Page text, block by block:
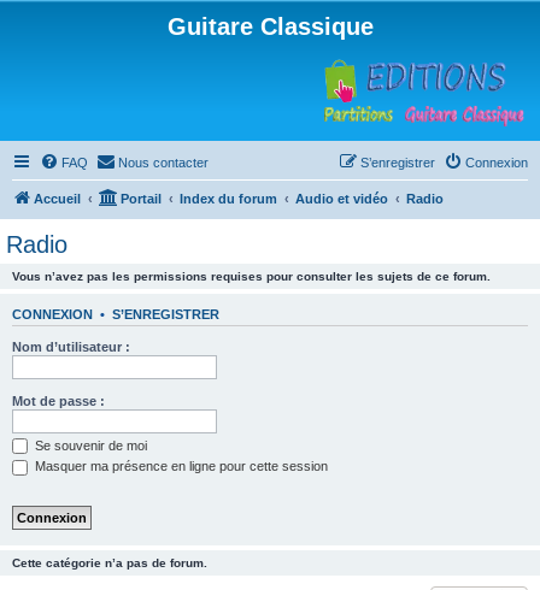
Guitare Classique
FAQ Nous contacter Connexion
S’enregistrer
Accueil Portail Index du forum Audio et vidéo Radio
Radio
Vous n’avez pas les permissions requises pour consulter les sujets de ce forum.
CONNEXION • S’ENREGISTRER
Nom d’utilisateur :
Mot de passe :
Se souvenir de moi
Masquer ma présence en ligne pour cette session
Cette catégorie n’a pas de forum.